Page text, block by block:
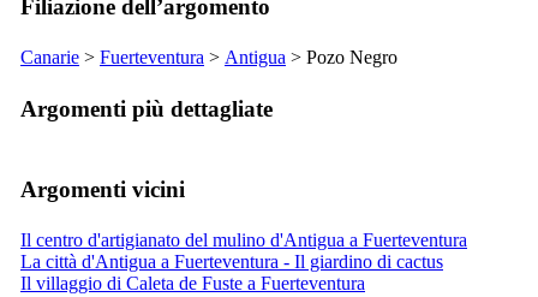
Filiazione dell’argomento
Canarie > Fuerteventura > Antigua > Pozo Negro
Argomenti più dettagliate
Argomenti vicini
Il centro d'artigianato del mulino d'Antigua a Fuerteventura
La città d'Antigua a Fuerteventura - Il giardino di cactus
Il villaggio di Caleta de Fuste a Fuerteventura